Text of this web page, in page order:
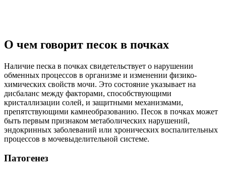
О чем говорит песок в почках
Наличие песка в почках свидетельствует о нарушении
обменных процессов в организме и изменении физико-
химических свойств мочи. Это состояние указывает на
дисбаланс между факторами, способствующими
кристаллизации солей, и защитными механизмами,
препятствующими камнеобразованию. Песок в почках может
быть первым признаком метаболических нарушений,
эндокринных заболеваний или хронических воспалительных
процессов в мочевыделительной системе.
Патогенез